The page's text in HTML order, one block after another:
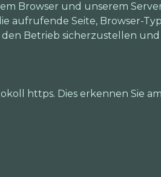
Browser und unserem
aufrufende Seite, Browser-
Betrieb sicherzustellen
https. Dies erkennen Sie